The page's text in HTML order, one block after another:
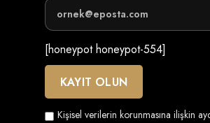
[honeypot honeypot-554]
Kişisel verilerin korunmasına ilişkin